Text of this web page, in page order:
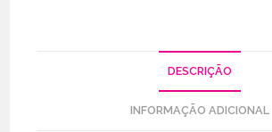
DESCRIÇÃO
INFORMAÇÃO ADICIONAL